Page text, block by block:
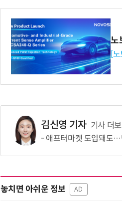
노
[
김신영 기자 기사 더보
애프터마켓 도입돼도…
놓치면 아쉬운 정보 AD